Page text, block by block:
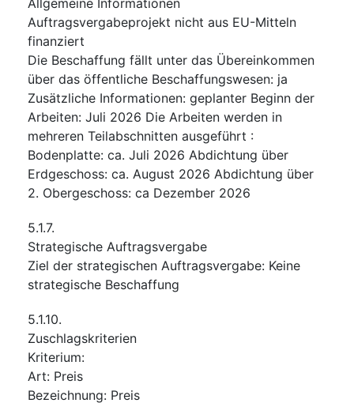
Auftragsvergabeprojekt nicht aus EU-Mitteln
finanziert
Die Beschaffung fällt unter das Übereinkommen
über das öffentliche Beschaffungswesen: ja
Zusätzliche Informationen: geplanter Beginn der
Arbeiten: Juli 2026 Die Arbeiten werden in
mehreren Teilabschnitten ausgeführt :
Bodenplatte: ca. Juli 2026 Abdichtung über
Erdgeschoss: ca. August 2026 Abdichtung über
2. Obergeschoss: ca Dezember 2026
5.1.7.
Strategische Auftragsvergabe
Ziel der strategischen Auftragsvergabe: Keine
strategische Beschaffung
5.1.10.
Zuschlagskriterien
Kriterium:
Art: Preis
Bezeichnung: Preis